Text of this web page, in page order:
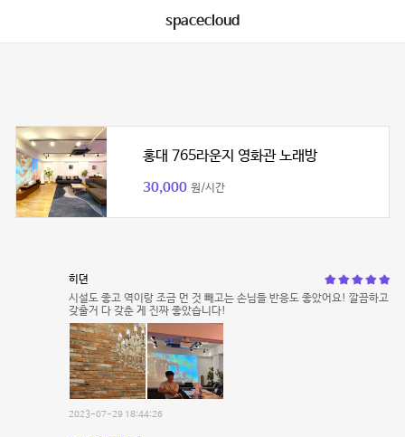
spacecloud
홍대 765라운지 영화관 노래방
30,000 원/시간
히뎐
시설도 좋고 역이랑 조금 먼 것 빼고는 손님들 반응도 좋았어요! 깔끔하고
갖출거 다 갖춘 게 진짜 좋았습니다!
2023-07-29 18:44:26